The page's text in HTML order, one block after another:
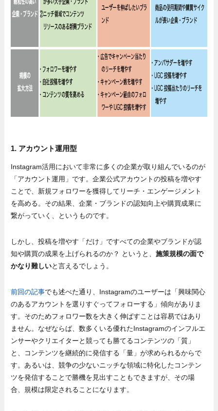
1. アカウント運用型
Instagram活用において非常に多くの企業が取り組んでいるのが
「アカウント運用」です。企業公式アカウントの投稿を増やす
ことで、新規フォロワーを獲得してリーチ・エンゲージメント
を高める。その結果、企業・ブランドの認知向上や購買成果に
繋がっていく、というものです。
しかし、投稿を増やす「だけ」ですべての企業やブランドが認
知や購買の成果を上げられるのか？ というと、施策規模の面で
かなり難しいと言えるでしょう。
前回の記事でも述べた通り、Instagramのユーザーは「興味関心
のあるアカウントを選りすぐってフォローする」傾向がありま
す。そのためフォロワー数を大きく伸ばすことは容易ではあり
ません。なぜならば、数多くいる優れたInstagramのインフルエ
ンサーやクリエイターと競っても勝てるコンテンツの「質」
と、コンテンツを継続的に発信する「量」が求められるからで
す。あるいは、競争の少ないニッチな領域に特化したコンテン
ツを発信することで勝機を見出すこともできますが、その場
合、規模は限定されることになります。